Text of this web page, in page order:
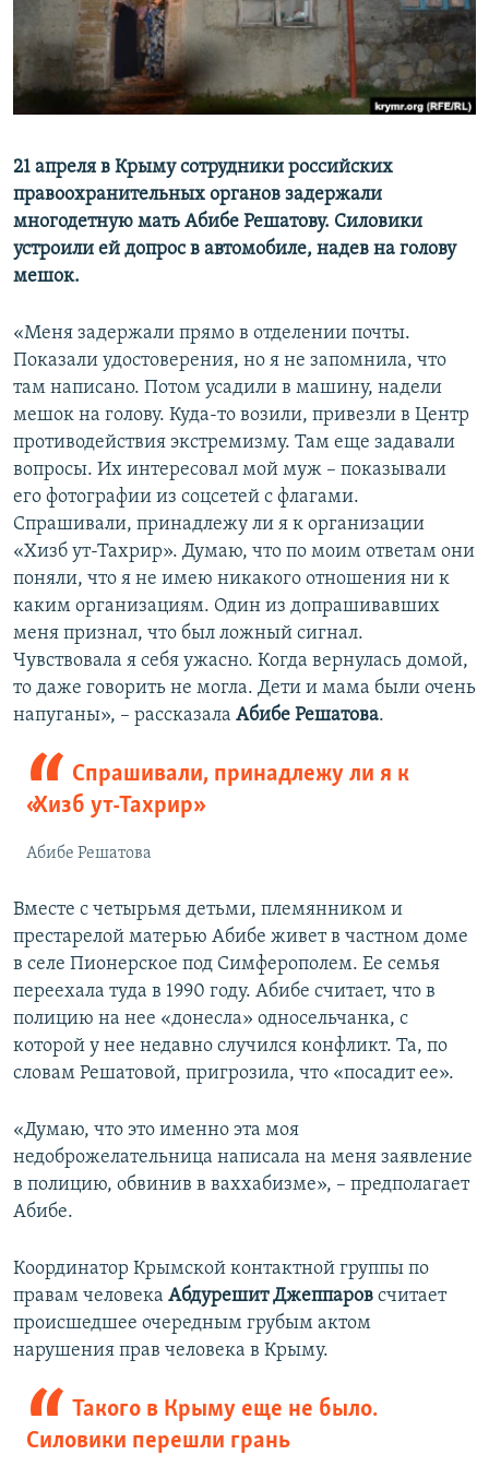
ПОБЕДИТЕЛЕЙ НЕ СУДЯТ?
КРЫМ.НЕПОКОРЕННЫЙ
ПРИСОЕДИНЯЙТЕСЬ!
Все сайты RFE/RL
21 апреля в Крыму сотрудники российских
правоохранительных органов задержали
многодетную мать Абибе Решатову. Силовики
устроили ей допрос в автомобиле, надев на голову
мешок.
«Меня задержали прямо в отделении почты.
Показали удостоверения, но я не запомнила, что
там написано. Потом усадили в машину, надели
мешок на голову. Куда-то возили, привезли в Центр
противодействия экстремизму. Там еще задавали
вопросы. Их интересовал мой муж – показывали
его фотографии из соцсетей с флагами.
Спрашивали, принадлежу ли я к организации
«Хизб ут-Тахрир». Думаю, что по моим ответам они
поняли, что я не имею никакого отношения ни к
каким организациям. Один из допрашивавших
меня признал, что был ложный сигнал.
Чувствовала я себя ужасно. Когда вернулась домой,
то даже говорить не могла. Дети и мама были очень
напуганы», – рассказала Абибе Решатова.
Спрашивали, принадлежу ли я к
«Хизб ут-Тахрир»
Абибе Решатова
Вместе с четырьмя детьми, племянником и
престарелой матерью Абибе живет в частном доме
в селе Пионерское под Симферополем. Ее семья
переехала туда в 1990 году. ​Абибе считает, что в
полицию на нее «донесла» односельчанка, с
которой у нее недавно случился конфликт. Та, по
словам Решатовой, пригрозила, что «посадит ее».
«Думаю, что это именно эта моя
недоброжелательница написала на меня заявление
в полицию, обвинив в ваххабизме», – предполагает
Абибе.
Координатор Крымской контактной группы по
правам человека Абдурешит Джеппаров считает
происшедшее очередным грубым актом
нарушения прав человека в Крыму.
Такого в Крыму еще не было.
Силовики перешли грань